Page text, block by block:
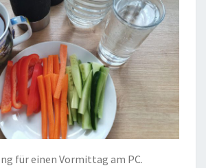
für einen Vormittag am PC.